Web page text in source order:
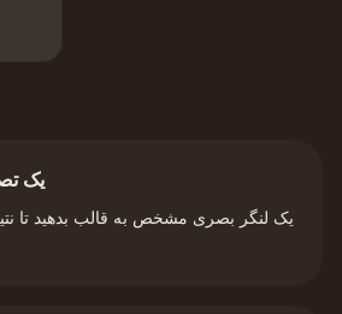
یک
یک لنگر بصری مشخص به قالب بدهید تا